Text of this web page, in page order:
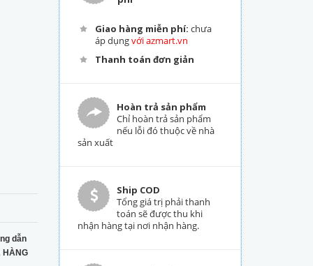
dẫn
HÀNG
Giao hàng miễn phí: chưa
áp dụngvới azmart.vn
Thanh toán đơn giản
Hoàn trả sản phẩm
Chỉ hoàn trả sản phẩm
nếu lỗi đó thuộc về nhà
sản xuất
Ship COD
Tổng giá trị phải thanh
toán sẽ được thu khi
nhận hàng tại nơi nhận hàng.